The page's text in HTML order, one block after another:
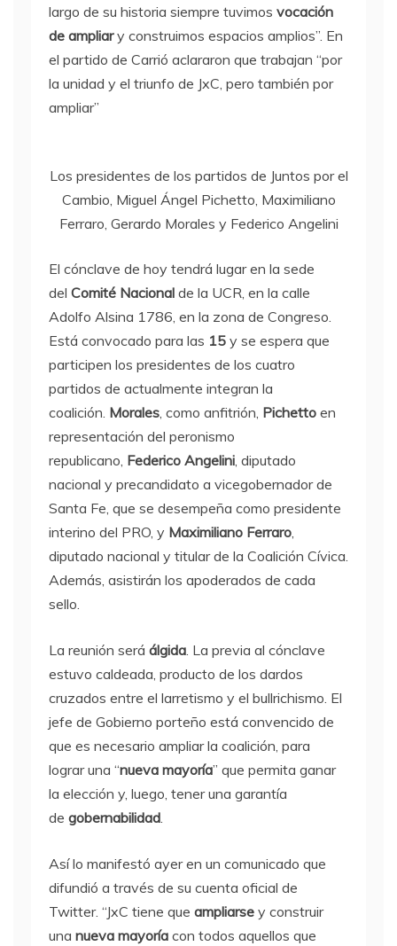
largo de su historia siempre tuvimos vocación
de ampliary construimos espacios amplios”. En
el partido de Carrió aclararon que trabajan “por
la unidad y el triunfo de JxC, pero también por
ampliar”
Los presidentes de los partidos de Juntos por el
Cambio, Miguel Ángel Pichetto, Maximiliano
Ferraro, Gerardo Morales y Federico Angelini
El cónclave de hoy tendrá lugar en la sede
del Comité Nacional de la UCR, en la calle
Adolfo Alsina 1786, en la zona de Congreso.
Está convocado para las 15 y se espera que
participen los presidentes de los cuatro
partidos de actualmente integran la
coalición. Morales, como anfitrión, Pichetto en
representación del peronismo
republicano, Federico Angelini, diputado
nacional y precandidato a vicegobernador de
Santa Fe, que se desempeña como presidente
interino del PRO, y Maximiliano Ferraro,
diputado nacional y titular de la Coalición Cívica.
Además, asistirán los apoderados de cada
sello.
La reunión será álgida. La previa al cónclave
estuvo caldeada, producto de los dardos
cruzados entre el larretismo y el bullrichismo. El
jefe de Gobierno porteño está convencido de
que es necesario ampliar la coalición, para
lograr una “nueva mayoría” que permita ganar
la elección y, luego, tener una garantía
de gobernabilidad.
Así lo manifestó ayer en un comunicado que
difundió a través de su cuenta oficial de
Twitter. “JxC tiene que ampliarse y construir
una nueva mayoría con todos aquellos que